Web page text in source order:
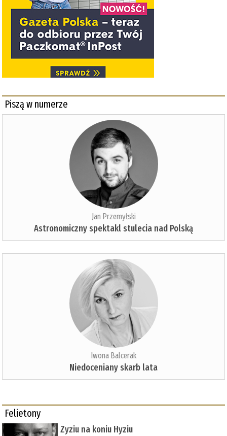
Piszą w numerze
Jan Przemyłski
Astronomiczny spektakl stulecia nad Polską
Iwona Balcerak
Niedoceniany skarb lata
Felietony
Zyziu na koniu Hyziu